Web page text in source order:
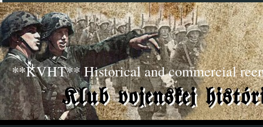
**KVHT** Historical and commercial